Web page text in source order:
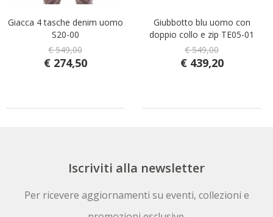
Giacca 4 tasche denim uomo
S20-00
€ 549,00
€ 274,50
Giubbotto blu uomo con
doppio collo e zip TE05-01
€ 549,00
€ 439,20
Iscriviti alla newsletter
Per ricevere aggiornamenti su eventi, collezioni e